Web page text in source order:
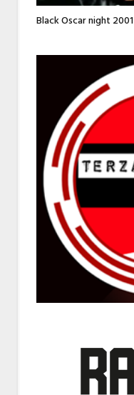
Black Oscar night 2001